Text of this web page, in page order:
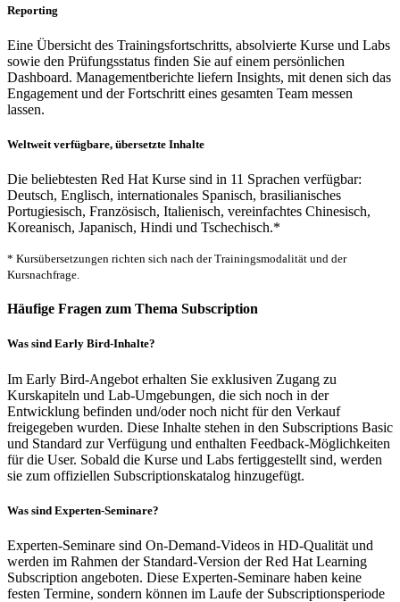
Reporting
Eine Übersicht des Trainingsfortschritts, absolvierte Kurse und Labs
sowie den Prüfungsstatus finden Sie auf einem persönlichen
Dashboard. Managementberichte liefern Insights, mit denen sich das
Engagement und der Fortschritt eines gesamten Team messen
lassen.
Weltweit verfügbare, übersetzte Inhalte
Die beliebtesten Red Hat Kurse sind in 11 Sprachen verfügbar:
Deutsch, Englisch, internationales Spanisch, brasilianisches
Portugiesisch, Französisch, Italienisch, vereinfachtes Chinesisch,
Koreanisch, Japanisch, Hindi und Tschechisch.*
* Kursübersetzungen richten sich nach der Trainingsmodalität und der
Kursnachfrage.
Häufige Fragen zum Thema Subscription
Was sind Early Bird-Inhalte?
Im Early Bird-Angebot erhalten Sie exklusiven Zugang zu
Kurskapiteln und Lab-Umgebungen, die sich noch in der
Entwicklung befinden und/oder noch nicht für den Verkauf
freigegeben wurden. Diese Inhalte stehen in den Subscriptions Basic
und Standard zur Verfügung und enthalten Feedback-Möglichkeiten
für die User. Sobald die Kurse und Labs fertiggestellt sind, werden
sie zum offiziellen Subscriptionskatalog hinzugefügt.
Was sind Experten-Seminare?
Experten-Seminare sind On-Demand-Videos in HD-Qualität und
werden im Rahmen der Standard-Version der Red Hat Learning
Subscription angeboten. Diese Experten-Seminare haben keine
festen Termine, sondern können im Laufe der Subscriptionsperiode